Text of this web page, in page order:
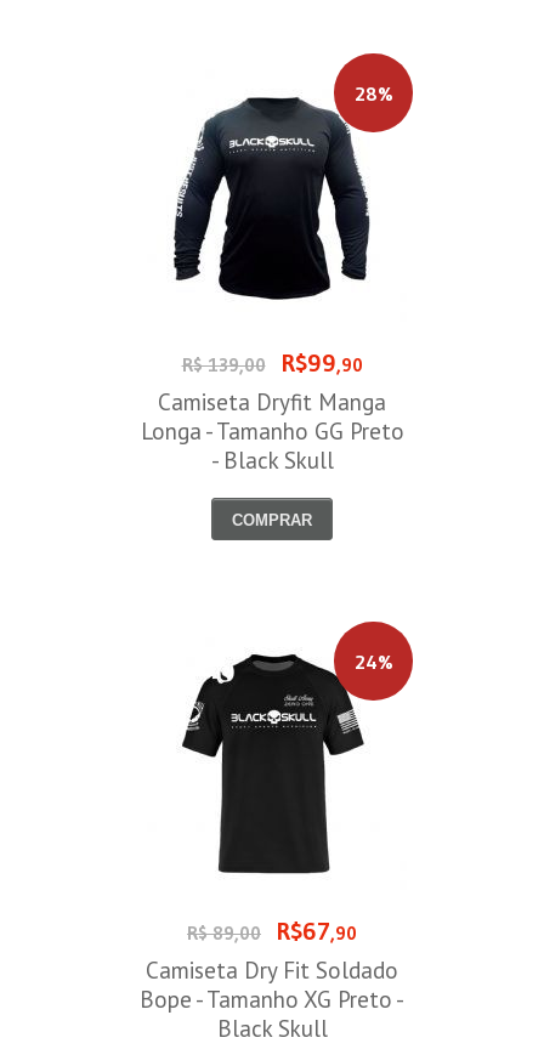
28%
R$ 139,00 R$99,90
Camiseta Dryfit Manga
Longa - Tamanho GG Preto
- Black Skull
COMPRAR
24%
R$ 89,00 R$67,90
Camiseta Dry Fit Soldado
Bope - Tamanho XG Preto -
Black Skull